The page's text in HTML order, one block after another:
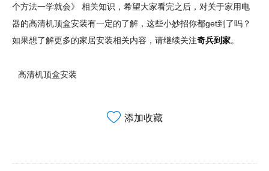
个方法一学就会》 相关知识，希望大家看完之后，对关于家用电
器的高清机顶盒安装有一定的了解，这些小妙招你都get到了吗？
如果想了解更多的家居安装相关内容，请继续关注奇兵到家。
高清机顶盒安装
添加收藏